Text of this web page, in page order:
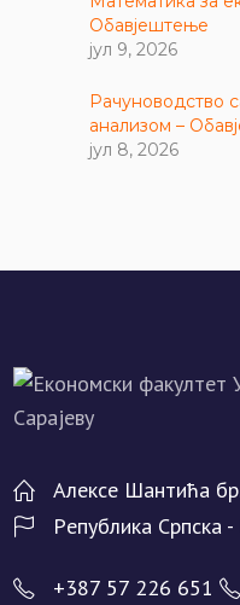
Обавјештење
јул 9, 2026
Рачуноводство
анализом –
јул 8, 2026
Алeксe Шантића
Рeпублика Српска
+387 57 226 651